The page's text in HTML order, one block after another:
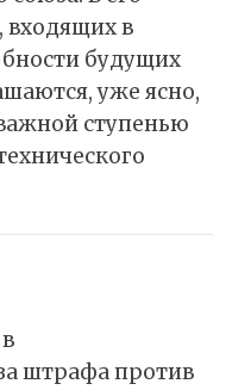
входящих в
будущих
уже ясно,
ступенью
штрафа против